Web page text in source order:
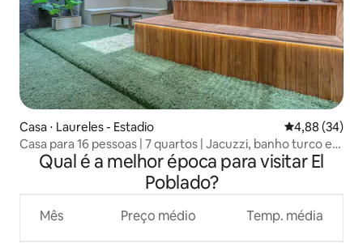
Casa ⋅ Laureles - Estadio 4,88 de uma
4,88 (34)
Casa para 16 pessoas | 7 quartos | Jacuzzi, banho turco e
estacionamento
Qual é a melhor época para visitar El
Poblado?
Mês Preço médio Temp. média